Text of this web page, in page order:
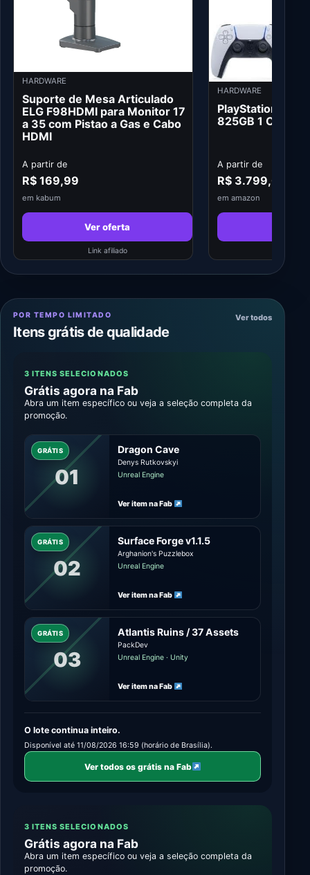
HARDWARE
Suporte de Mesa Articulado
ELG F98HDMI para Monitor 17
a 35 com Pistao a Gas e Cabo
HDMI
A partir de
R$ 169,99
em kabum
Ver oferta
Link afiliado
HARDWARE
PlayStation 5
825GB 1
A partir de
R$ 3.799,05
em amazon
POR TEMPO LIMITADO
Itens grátis de qualidade
Ver todos
3 ITENS SELECIONADOS
Grátis agora na Fab
Abra um item específico ou veja a seleção completa da
promoção.
01
GRÁTIS Dragon Cave
Denys Rutkovskyi
Unreal Engine
Ver item na Fab
02
GRÁTIS Surface Forge v1.1.5
Arghanion's Puzzlebox
Unreal Engine
Ver item na Fab
03
GRÁTIS Atlantis Ruins / 37 Assets
PackDev
Unreal Engine · Unity
Ver item na Fab
O lote continua inteiro.
Disponível até 11/08/2026 16:59 (horário de Brasília).
Ver todos os grátis na Fab
3 ITENS SELECIONADOS
Grátis agora na Fab
Abra um item específico ou veja a seleção completa da
promoção.